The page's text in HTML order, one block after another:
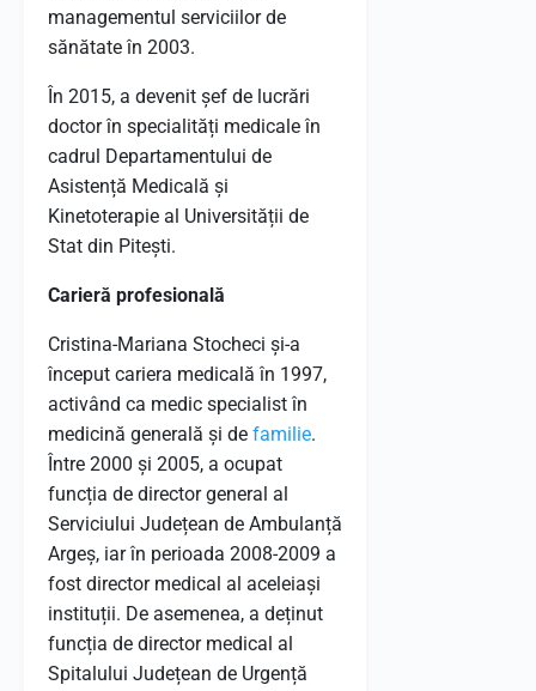
managementul serviciilor de
sănătate în 2003.
În 2015, a devenit șef de lucrări
doctor în specialități medicale în
cadrul Departamentului de
Asistență Medicală și
Kinetoterapie al Universității de
Stat din Pitești.
Carieră profesională
Cristina-Mariana Stocheci și-a
început cariera medicală în 1997,
activând ca medic specialist în
medicină generală și de familie.
Între 2000 și 2005, a ocupat
funcția de director general al
Serviciului Județean de Ambulanță
Argeș, iar în perioada 2008-2009 a
fost director medical al aceleiași
instituții. De asemenea, a deținut
funcția de director medical al
Spitalului Județean de Urgență